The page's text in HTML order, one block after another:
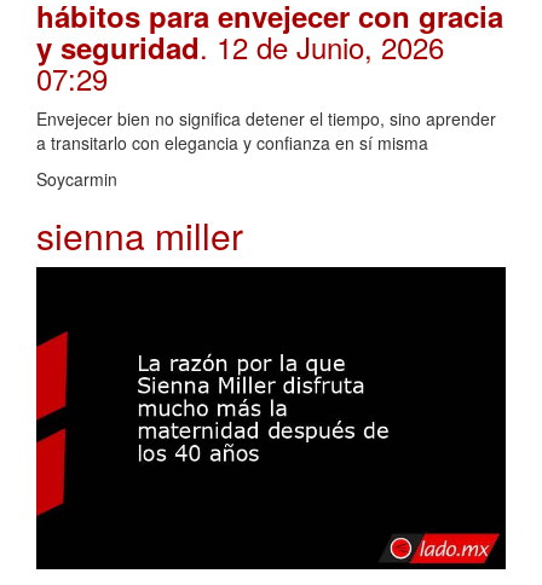
hábitos para envejecer con gracia
y seguridad. 12 de Junio, 2026
07:29
Envejecer bien no significa detener el tiempo, sino aprender
a transitarlo con elegancia y confianza en sí misma
Soycarmin
sienna miller